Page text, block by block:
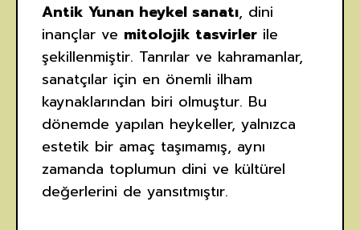
Antik Yunan heykel sanatı, dini
inançlar ve mitolojik tasvirler ile
şekillenmiştir. Tanrılar ve kahramanlar,
sanatçılar için en önemli ilham
kaynaklarından biri olmuştur. Bu
dönemde yapılan heykeller, yalnızca
estetik bir amaç taşımamış, aynı
zamanda toplumun dini ve kültürel
değerlerini de yansıtmıştır.